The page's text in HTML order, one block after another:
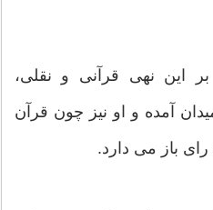
این نهی قرآنی و نقلی،
آمده و او نیز چون قرآن
رای باز می دارد.